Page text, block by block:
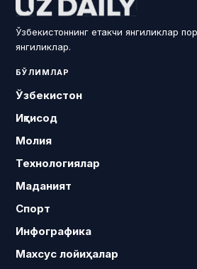
Ўзбекистоннинг етакчи янгиликлар
янгиликлар.
БЎЛИМЛАР
Ўзбекистон
Иқтисод
Молия
Технологиялар
Маданият
Спорт
Инфографика
Махсус лойиҳалар